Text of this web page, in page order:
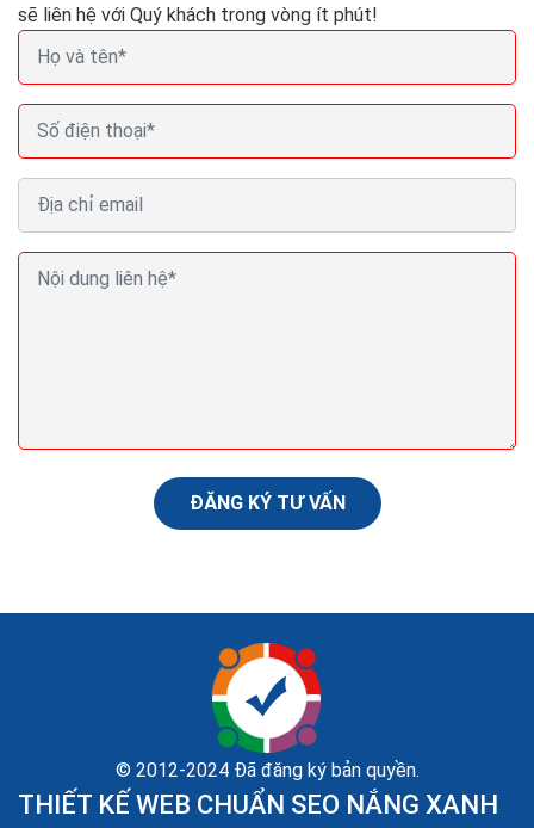
sẽ liên hệ với Quý khách trong vòng ít phút!
ĐĂNG KÝ TƯ VẤN
© 2012-2024 Đã đăng ký bản quyền.
THIẾT KẾ WEB CHUẨN SEO NẮNG XANH